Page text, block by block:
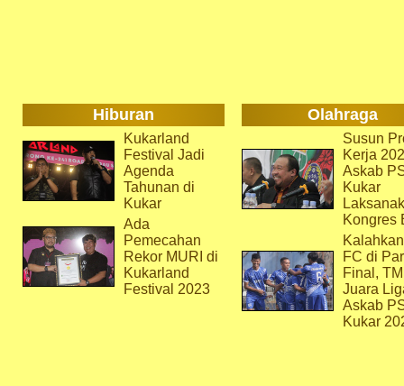
Hiburan Olahraga
Kukarland
Festival Jadi
Agenda
Tahunan di
Kukar
Ada
Pemecahan
Rekor MURI di
Kukarland
Festival 2023
Susun
Kerja
Askab
Kukar
Kongres
FC di
Final,
Juara
Askab
Kukar